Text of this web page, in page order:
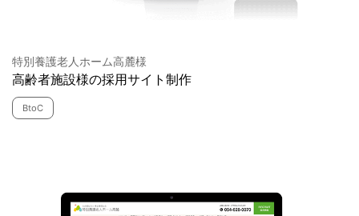
特別養護老人ホーム高麓様
高齢者施設様の採用サイト制作
BtoC